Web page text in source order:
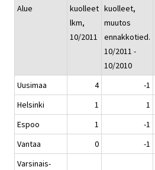
Alue
kuolleet
lkm,
10/2011
kuolleet,
muutos
ennakkotied.
10/2011 -
10/2010
Uusimaa 4 -1
Helsinki
1 1
Espoo
1 -1
Vantaa
0 -1
Varsinais-